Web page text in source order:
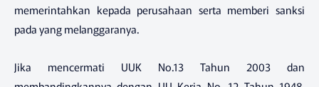
memerintahkan kepada perusahaan serta memberi sanksi
pada yang melanggaranya.
Jika mencermati UUK No.13 Tahun 2003 dan